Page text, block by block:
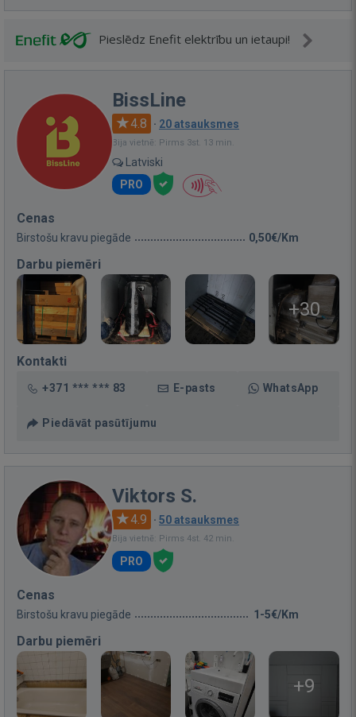
Pieslēdz Enefit elektrību un ietaupi!
BissLine
4.8 · 20 atsauksmes
Bija vietnē: Pirms 3st. 13 min.
Latviski
PRO
Cenas
Birstošu kravu piegāde 0,50€/Km
Darbu piemēri
+30
Kontakti
+371 *** *** 83 E-pasts WhatsApp
Piedāvāt pasūtījumu
Viktors S.
4.9 · 50 atsauksmes
Bija vietnē: Pirms 4st. 42 min.
PRO
Cenas
Birstošu kravu piegāde 1-5€/Km
Darbu piemēri
+9